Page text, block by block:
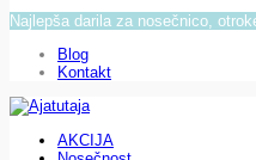
Najlepša darila za nosečnico,
Blog
Kontakt
AKCIJA